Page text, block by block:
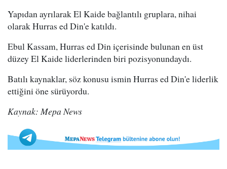
Yapıdan ayrılarak El Kaide bağlantılı gruplara, nihai
olarak Hurras ed Din'e katıldı.
Ebul Kassam, Hurras ed Din içerisinde bulunan en üst
düzey El Kaide liderlerinden biri pozisyonundaydı.
Batılı kaynaklar, söz konusu ismin Hurras ed Din'e liderlik
ettiğini öne sürüyordu.
Kaynak: Mepa News